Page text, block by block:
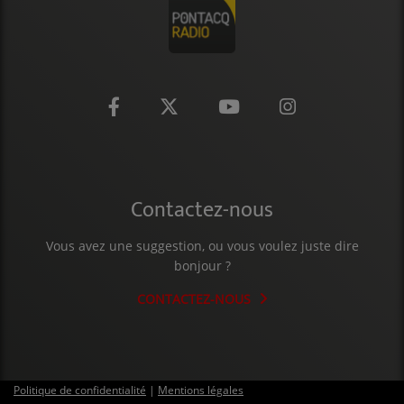
Contactez-nous
Vous avez une suggestion, ou vous voulez juste dire
bonjour ?
CONTACTEZ-NOUS
Politique de confidentialité | Mentions légales